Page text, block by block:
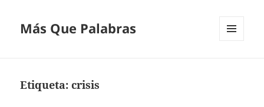
Más Que Palabras
Etiqueta:crisis